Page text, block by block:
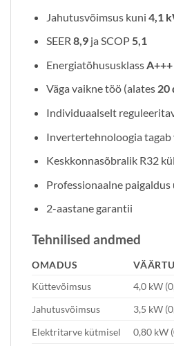
Jahutusvõimsus kuni 4,1
SEER 8,9ja SCOP5,1
Energiatõhususklass
Väga vaikne töö (alates 20
Individuaalselt
Invertertehnoloogia tagab
Keskkonnasõbralik R32
Professionaalne paigaldus
2-aastane garantii
Tehnilised andmed
OMADUS
Küttevõimsus
4,0 kW
Jahutusvõimsus
3,5 kW
Elektritarve kütmisel
0,80 kW